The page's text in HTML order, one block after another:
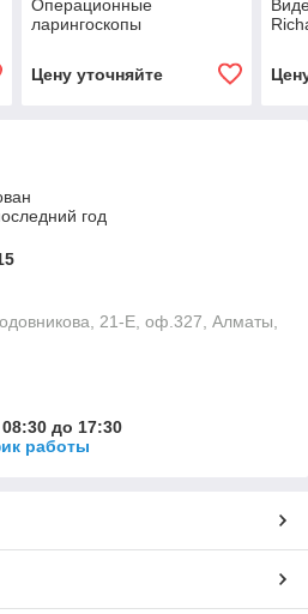
Операционные
ларингоскопы
Цену уточняйте
год
21-Е, оф.327, Алматы,
до 17:30
работы